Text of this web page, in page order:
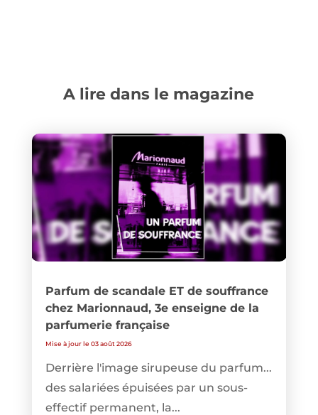
A lire dans le magazine
Parfum de scandale ET de souffrance
chez Marionnaud, 3e enseigne de la
parfumerie française
Mise à jour le 03 août 2026
Derrière l'image sirupeuse du parfum...
des salariées épuisées par un sous-
effectif permanent, la...